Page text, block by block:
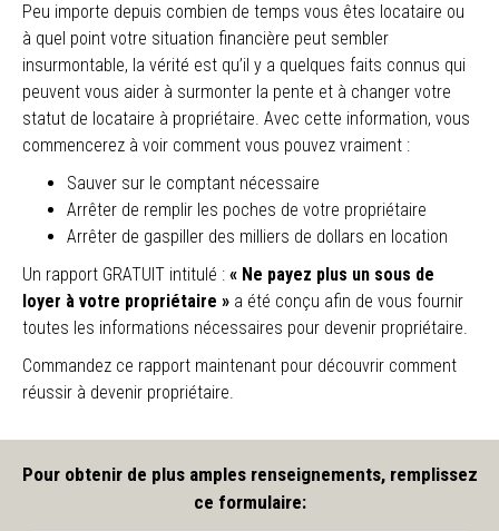
Peu importe depuis combien de temps vous êtes locataire ou
à quel point votre situation financière peut sembler
insurmontable, la vérité est qu’il y a quelques faits connus qui
peuvent vous aider à surmonter la pente et à changer votre
statut de locataire à propriétaire. Avec cette information, vous
commencerez à voir comment vous pouvez vraiment :
Sauver sur le comptant nécessaire
Arrêter de remplir les poches de votre propriétaire
Arrêter de gaspiller des milliers de dollars en location
Un rapport GRATUIT intitulé : « Ne payez plus un sous de
loyer à votre propriétaire » a été conçu afin de vous fournir
toutes les informations nécessaires pour devenir propriétaire.
Commandez ce rapport maintenant pour découvrir comment
réussir à devenir propriétaire.
Pour obtenir de plus amples renseignements, remplissez
ce formulaire: